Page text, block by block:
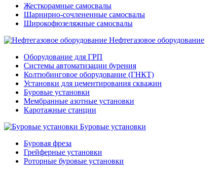
Жесткорамные самосвалы
Шарнирно-сочлененные самосвалы
Широкофюзеляжные самосвалы
Нефтегазовое оборудование
Оборудование для ГРП
Системы автоматизации бурения
Колтюбинговое оборудование (ГНКТ)
Установки для цементирования скважин
Буровые установки
Мембранные азотные установки
Каротажные станции
Буровые установки
Буровая фреза
Грейферные установки
Роторные буровые установки